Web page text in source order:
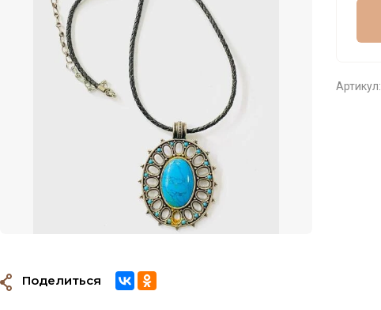
Артикул:
Поделиться